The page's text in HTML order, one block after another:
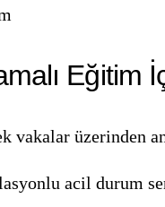
Eğitim
vakalar üzerinden
acil durum